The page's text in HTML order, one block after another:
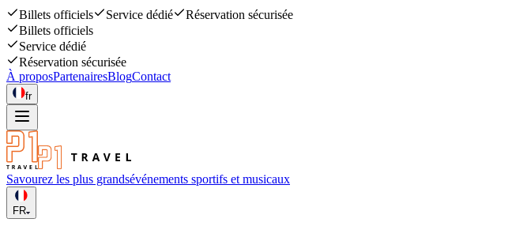
Billets officiels Service dédié
Réservation sécurisée
Billets officiels
Service dédié
Réservation sécurisée
À proposPartenairesBlogContact
fr
Savourez les plus grandsévénements sportifs et musicaux
FR